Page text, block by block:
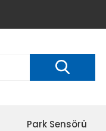
Park Sensörü